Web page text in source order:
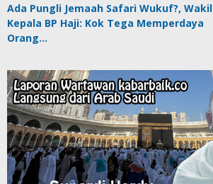
Ada Pungli Jemaah Safari Wukuf?, Wakil
Kepala BP Haji: Kok Tega Memperdaya
Orang…